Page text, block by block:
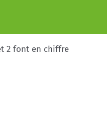
2 font en chiffre